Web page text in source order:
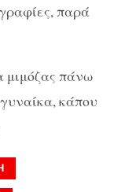
παρά
μιμόζας πάνω
κάπου